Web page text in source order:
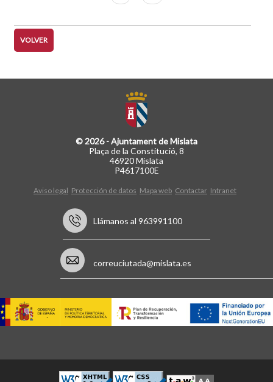
página
página
VOLVER
© 2026 - Ajuntament de Mislata
Plaça de la Constitució, 8
46920 Mislata
P4617100E
Aviso legal Protección de datos Mapa web Contactar Intranet
Llámanos al 963991100
correuciutada@mislata.es